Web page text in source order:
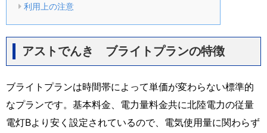
利用上の注意
アストでんき ブライトプランの特徴
ブライトプランは時間帯によって単価が変わらない標準的
なプランです。基本料金、電力量料金共に北陸電力の従量
電灯Bより安く設定されているので、電気使用量に関わらず